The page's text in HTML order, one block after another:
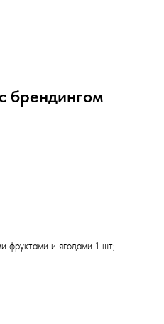
брендингом
фруктами и ягодами 1 шт;